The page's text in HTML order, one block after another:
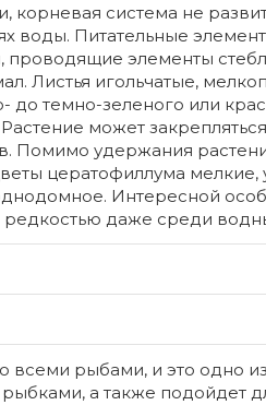
корневая система не
воды. Питательные
элементы
Листья игольчатые,
до темно-зеленого или
может
Помимо удержания
цератофиллума мелкие,
Интересной
даже среди
рыбами, и это одно
а также подойдет